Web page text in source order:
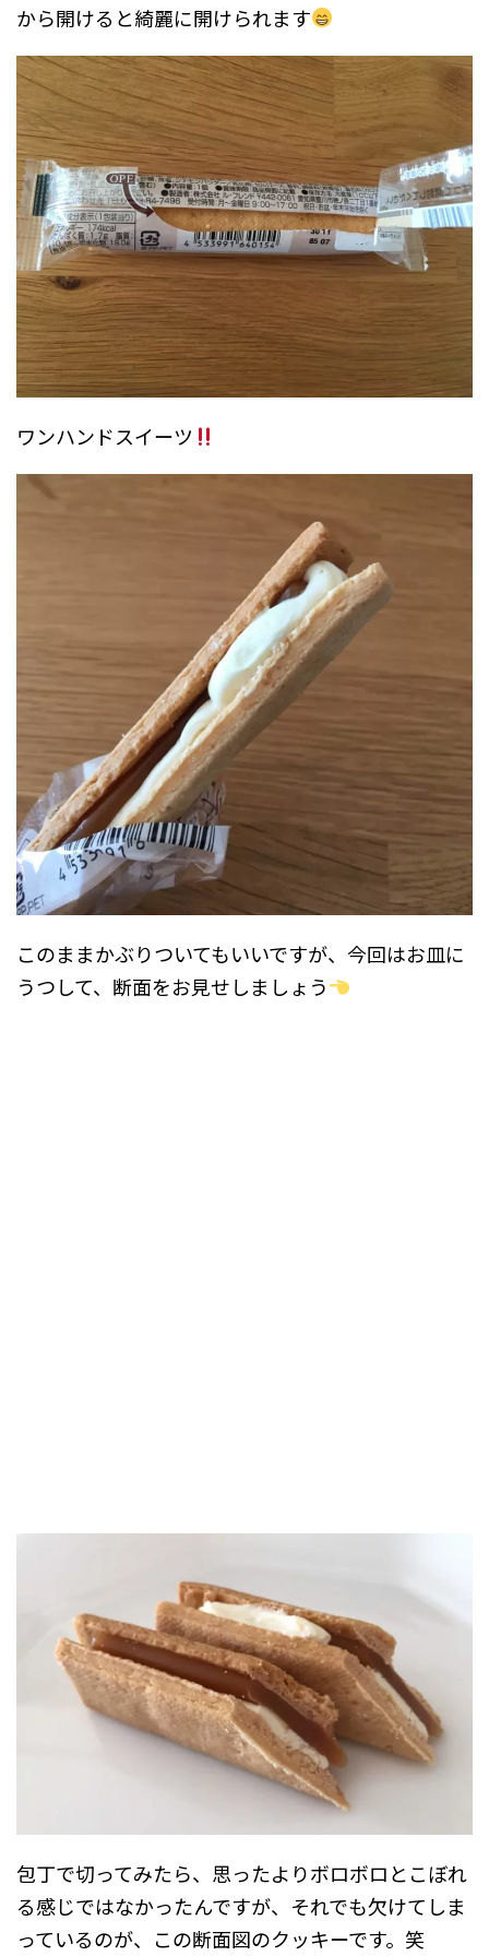
から開けると綺麗に開けられます
ワンハンドスイーツ
このままかぶりついてもいいですが、今回はお皿に
うつして、断面をお見せしましょう
包丁で切ってみたら、思ったよりボロボロとこぼれ
る感じではなかったんですが、それでも欠けてしま
っているのが、この断面図のクッキーです。笑